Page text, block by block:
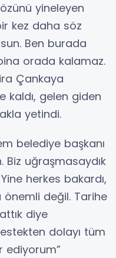
yineleyen
kez daha söz
Ben burada
orada kalamaz.
Çankaya
kaldı, gelen giden
yetindi.
belediye başkanı
Biz uğraşmasaydık
herkes bakardı,
önemli değil. Tarihe
diye
dolayı tüm
ediyorum”